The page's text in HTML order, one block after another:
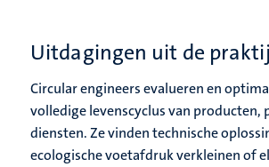
Uitdagingen uit de
Circular engineers evalueren en
volledige levenscyclus van producten,
diensten. Ze vinden technische
ecologische voetafdruk verkleinen of